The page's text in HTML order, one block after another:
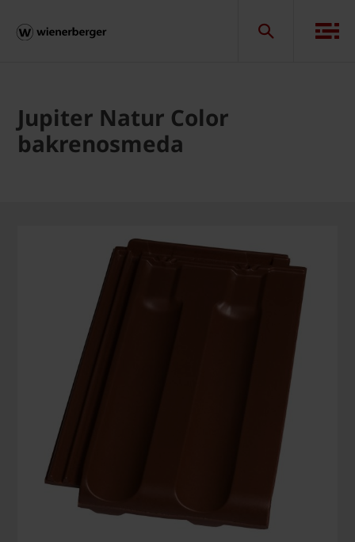
Jupiter Natur Color
bakrenosmeda